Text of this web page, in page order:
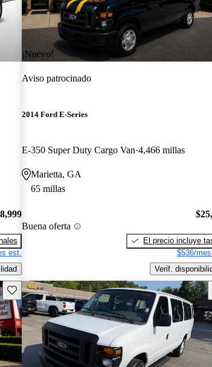
est.
¡Nuevo!
Aviso patrocinado
2014 Ford E-Series
E-350 Super Duty Cargo Van 4,466 millas
Marietta, GA
65 millas
Buena oferta
El precio incluye
$536/mes
Verif.
Guarda este Aviso